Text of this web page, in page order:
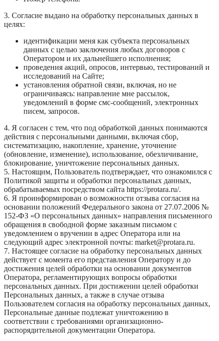
3. Согласие выдано на обработку персональных данных в
целях:
идентификации меня как субъекта персональных
данных с целью заключения любых договоров с
Оператором и их дальнейшего исполнения;
проведения акций, опросов, интервью, тестирований и
исследований на Сайте;
установления обратной связи, включая, но не
ограничиваясь: направление мне рассылок,
уведомлений в форме смс-сообщений, электронных
писем, запросов.
4. Я согласен с тем, что под обработкой данных понимаются
действия с персональными данными, включая сбор,
систематизацию, накопление, хранение, уточнение
(обновление, изменение), использование, обезличивание,
блокирование, уничтожение персональных данных.
5. Настоящим, Пользователь подтверждает, что ознакомился с
Политикой защиты и обработки персональных данных,
обрабатываемых посредством сайта https://protara.ru/.
6. Я проинформирован о возможности отзыва согласия на
основании положений Федерального закона от 27.07.2006 №
152-ФЗ «О персональных данных» направления письменного
обращения в свободной форме заказным письмом с
уведомлением о вручении в адрес Оператора или на
следующий адрес электронной почты: market@protara.ru.
7. Настоящее согласие на обработку персональных данных
действует с момента его представления Оператору и до
достижения целей обработки на основании документов
Оператора, регламентирующих вопросы обработки
персональных данных. При достижении целей обработки
Персональных данных, а также в случае отзыва
Пользователем согласия на обработку персональных данных,
Персональные данные подлежат уничтожению в
соответствии с требованиями организационно-
распорядительной документации Оператора.